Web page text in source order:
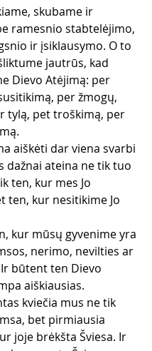
skubame ir
ramesnio stabtelėjimo,
ir įsiklausymo. O to
jautrūs, kad
Dievo Atėjimą: per
per žmogų,
tylą, pet troškimą, per
aiškėti dar viena svarbi
dažnai ateina ne tik tuo
ten, kur mes Jo
ten, kur nesitikime Jo
kur mūsų gyvenime yra
nerimo, nevilties ar
būtent ten Dievo
aiškiausias.
kviečia mus ne tik
bet pirmiausia
joje brėkšta Šviesa. Ir